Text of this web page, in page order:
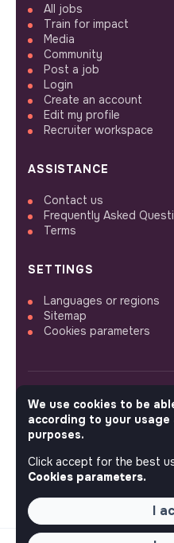
All jobs
Train for impact
Media
Community
Post a job
Login
Create an account
Edit my profile
Recruiter workspace
ASSISTANCE
Contact us
Frequently Asked
Terms
SETTINGS
Languages or regions
Sitemap
Cookies parameters
FOLLOW US
© 2026 jobs that
We use cookies to be
according to your
purposes.
Click accept for the best
Cookies parameters.
I